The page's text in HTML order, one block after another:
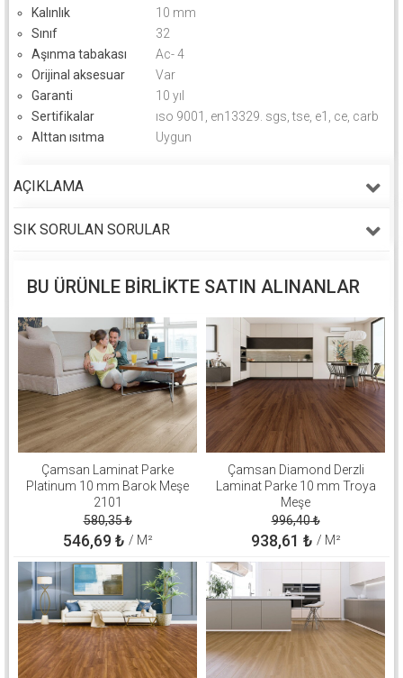
Kalınlık
10 mm
Sınıf
32
Aşınma tabakası
Ac- 4
Orijinal aksesuar
Var
Garanti
10 yıl
Sertifikalar
ıso 9001, en13329. sgs, tse, e1, ce, carb
Alttan ısıtma
Uygun
AÇIKLAMA
SIK SORULAN SORULAR
BU ÜRÜNLE BIRLIKTE SATIN ALINANLAR
Çamsan Laminat Parke
Platinum 10 mm Barok Meşe
2101
580,35₺
546,69₺ / M²
Çamsan Diamond Derzli
Laminat Parke 10 mm Troya
Meşe
996,40₺
938,61 ₺ / M²